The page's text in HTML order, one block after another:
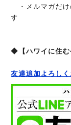
・メルマガだけ
す
◆【ハワイに住む
友達追加よろしく